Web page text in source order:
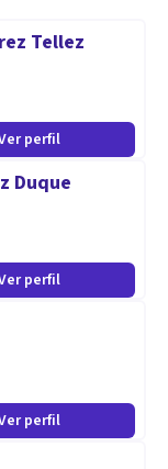
Tellez
perfil
Duque
perfil
perfil